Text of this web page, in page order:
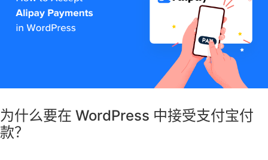
为什么要在 WordPress 中接受支付宝付
款？